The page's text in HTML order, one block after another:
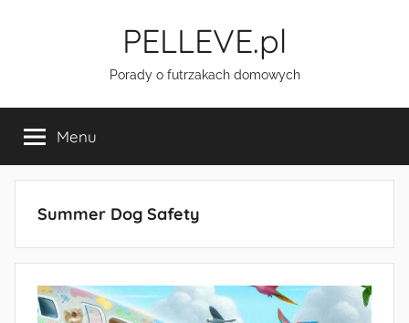
PELLEVE.pl
Porady o futrzakach domowych
Menu
Summer Dog Safety